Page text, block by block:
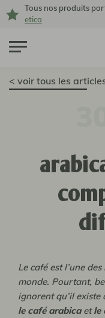
Tous nos produits
etica
< voir tous les
Le café est l’une
monde. Pourtant,
ignorent qu’il
le café arabicaetle